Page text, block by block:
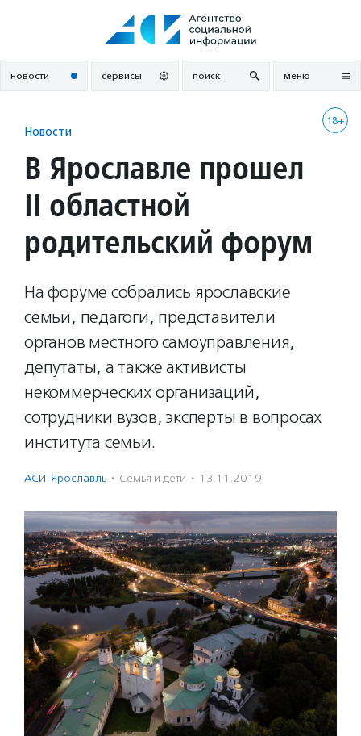
новости сервисы поиск меню
18+
Новости
В Ярославле прошел
II областной
родительский форум
На форуме собрались ярославские
семьи, педагоги, представители
органов местного самоуправления,
депутаты, а также активисты
некоммерческих организаций,
сотрудники вузов, эксперты в вопросах
института семьи.
АСИ-Ярославль · Семья и дети · 13.11.2019